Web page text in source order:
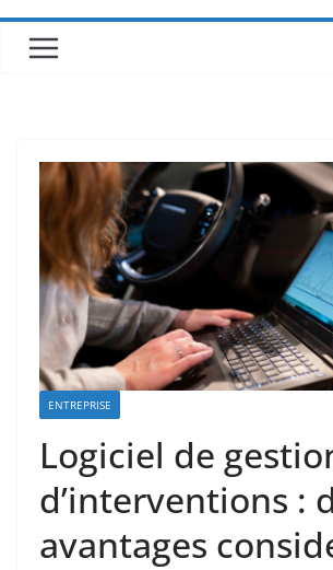
ENTREPRISE
Logiciel de
d’interventions :
avantages